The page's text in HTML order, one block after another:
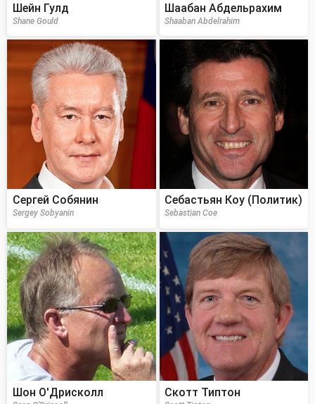
Шейн Гулд
Shane Gould
Шаабан Абдельрахим
Shaaban Abdelrahim
Сергей Собянин
Sergey Sobyanin
Себастьян Коу (Политик)
Sebastian Coe
Шон О'Дрисколл Скотт Типтон